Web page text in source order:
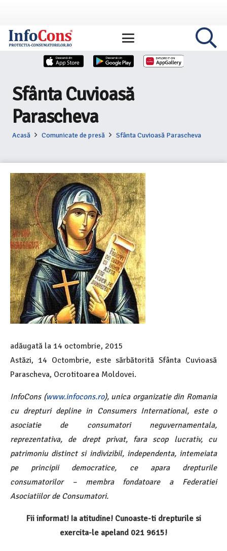
Sfânta Cuvioasă
Parascheva
Acasă Comunicate de presă Sfânta Cuvioasă Parascheva
adăugată la 14 octombrie, 2015
Astăzi, 14 Octombrie, este sărbătorită Sfânta Cuvioasă
Parascheva, Ocrotitoarea Moldovei.
InfoCons (www.infocons.ro), unica organizatie din Romania
cu drepturi depline in Consumers International, este o
asociatie de consumatori neguvernamentala,
reprezentativa, de drept privat, fara scop lucrativ, cu
patrimoniu distinct si indivizibil, independenta, intemeiata
pe principii democratice, ce apara drepturile
consumatorilor – membra fondatoare a Federatiei
Asociatiilor de Consumatori.
Fii informat! Ia atitudine! Cunoaste-ti drepturile si
exercita-le apeland 021 9615!